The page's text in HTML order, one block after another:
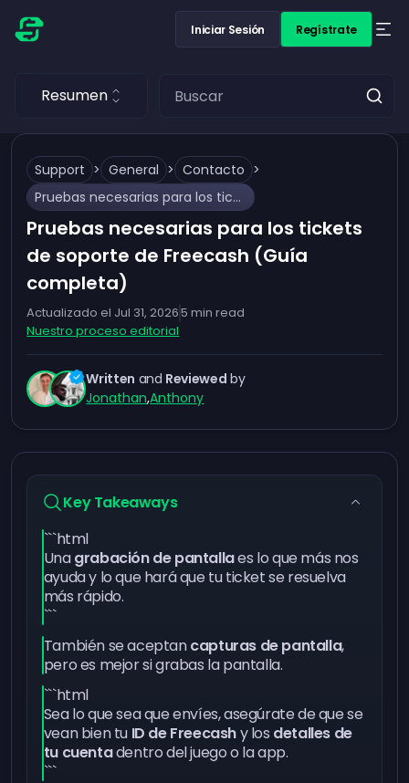
Iniciar Sesión Regístrate
Resumen
Support > General > Contacto >
Pruebas necesarias para los tickets de soporte de Freecash (Guía completa)
Pruebas necesarias para los tickets
de soporte de Freecash (Guía
completa)
Actualizado el Jul 31, 20265 min read
Nuestro proceso editorial
Written and Reviewed by
Jonathan,Anthony
Key Takeaways
```html
Unagrabación de pantallaes lo que más nos
ayuda y lo que hará que tu ticket se resuelva
más rápido.
```
También se aceptancapturas de pantalla,
pero es mejor si grabas la pantalla.
```html
Sea lo que sea que envíes, asegúrate de que se
vean bien tu ID de Freecashy los detalles de
tu cuentadentro del juego o la app.
```